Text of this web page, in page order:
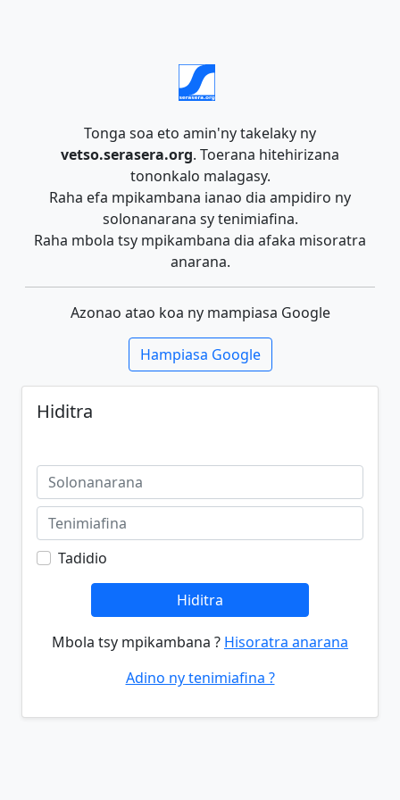
Tonga soa eto amin'ny takelaky ny
vetso.serasera.org. Toerana hitehirizana
tononkalo malagasy.
Raha efa mpikambana ianao dia ampidiro ny
solonanarana sy tenimiafina.
Raha mbola tsy mpikambana dia afaka misoratra
anarana.
Azonao atao koa ny mampiasa Google
Hampiasa Google
Hiditra
Tadidio
Hiditra
Mbola tsy mpikambana ? Hisoratra anarana
Adino ny tenimiafina ?